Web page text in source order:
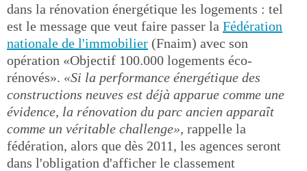
dans la rénovation énergétique les logements : tel
est le message que veut faire passer la Fédération
nationale de l'immobilier (Fnaim) avec son
opération «Objectif 100.000 logements éco-
rénovés». «Si la performance énergétique des
constructions neuves est déjà apparue comme une
évidence, la rénovation du parc ancien apparaît
comme un véritable challenge», rappelle la
fédération, alors que dès 2011, les agences seront
dans l'obligation d'afficher le classement